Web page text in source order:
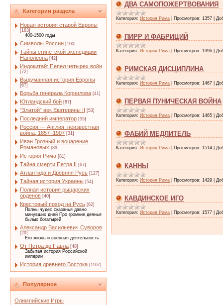
Категории раздела
Новая история старой Европы
[183]
400-1500 годы
Символы России [100]
Тайны египетской экспедиции
Наполеона [42]
Индокитай: Пепел четырех войн
[72]
Выдуманная история Европы
[67]
Борьба генерала Корнилова [41]
Ютландский бой [87]
“Златой” век Екатерины II [53]
Последний император [55]
Россия — Англия: неизвестная
война, 1857–1907 [31]
Иван Грозный и воцарение
Романовых [89]
История Рима [81]
Тайна смерти Петра II [67]
Атлантида и Древняя Русь [127]
Тайная история Украины [54]
Полная история рыцарских
орденов [40]
Крестовый поход на Русь [62]
Полны чудес сказанья давно
минувших дней Про громкие деянья
былых богатырей
Александр Васильевич Суворов
[29]
Его жизнь и военная деятельность
От Петра до Павла [48]
Забытая история Российской
империи
История древнего Востока [1107]
Популярное
Олимпийские Игры
ДВА САМОПОЖЕРТВОВАНИЯ
Категория: История Рима Просмотров: 1357
ПИРР И ФАБРИЦИЙ
Категория: История Рима Просмотров: 1396
РИМСКАЯ ДИСЦИПЛИНА
Категория: История Рима Просмотров: 1467
ПЕРВАЯ ПУНИЧЕСКАЯ ВОЙНА
Категория: История Рима Просмотров: 1465
ФАБИЙ МЕДЛИТЕЛЬ
Категория: История Рима Просмотров: 1514
КАННЫ
Категория: История Рима Просмотров: 1429
КАВДИНСКОЕ ИГО
Категория: История Рима Просмотров: 1577